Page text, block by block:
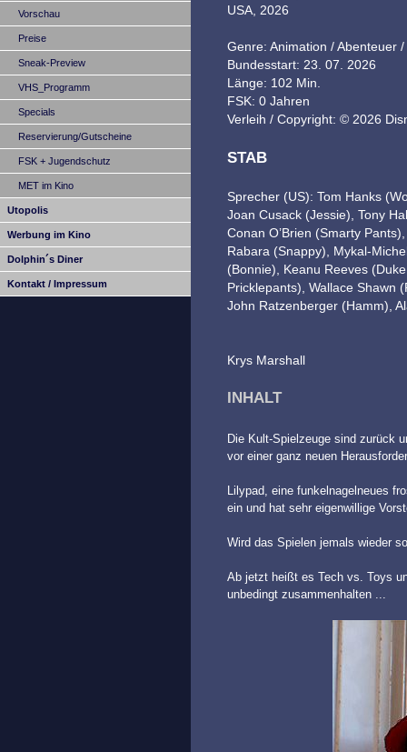
Vorschau
Preise
Sneak-Preview
VHS_Programm
Specials
Reservierung/Gutscheine
FSK + Jugendschutz
MET im Kino
Utopolis
Werbung im Kino
Dolphin´s Diner
Kontakt / Impressum
USA, 2026
Genre: Animation / Abenteuer
Bundesstart: 23. 07. 2026
Länge: 102 Min.
FSK: 0 Jahren
Verleih / Copyright: © 2026
STAB
Sprecher (US): Tom Hanks
Joan Cusack (Jessie), Tony
Conan O’Brien (Smarty
Rabara (Snappy), Mykal-
(Bonnie), Keanu Reeves
Pricklepants), Wallace Shawn
John Ratzenberger (Hamm),
Krys Marshall
INHALT
Die Kult-Spielzeuge sind zurück
vor einer ganz neuen
Lilypad, eine funkelnagelneues
ein und hat sehr eigenwillige
Wird das Spielen jemals wieder
Ab jetzt heißt es Tech vs. Toys
unbedingt zusammenhalten ...